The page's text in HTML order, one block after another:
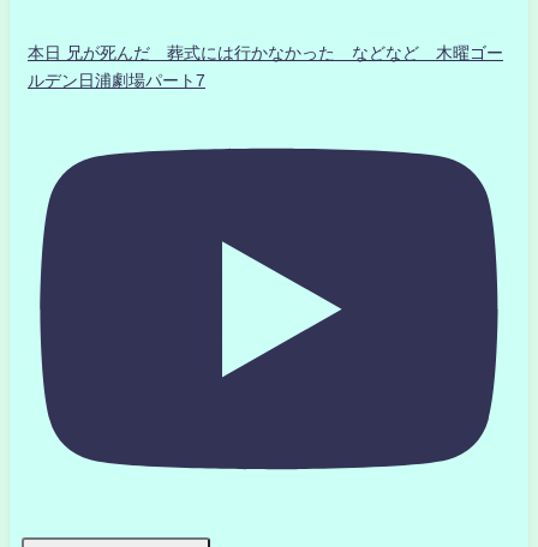
本日 兄が死んだ 葬式には行かなかった などなど 木曜ゴー
ルデン日浦劇場パート7